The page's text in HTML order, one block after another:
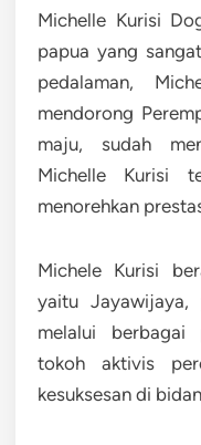
Michelle Kurisi
papua yang
pedalaman,
mendorong
maju, sudah
Michelle Kurisi
menorehkan
Michele Kurisi
yaitu Jayawijaya,
melalui berbagai
tokoh aktivis
kesuksesan di